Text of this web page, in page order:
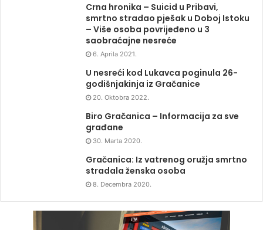
Crna hronika – Suicid u Pribavi,
smrtno stradao pješak u Doboj Istoku
– Više osoba povrijeđeno u 3
saobraćajne nesreće
6. Aprila 2021.
U nesreći kod Lukavca poginula 26-
godišnjakinja iz Gračanice
20. Oktobra 2022.
Biro Gračanica – Informacija za sve
građane
30. Marta 2020.
Gračanica: Iz vatrenog oružja smrtno
stradala ženska osoba
8. Decembra 2020.